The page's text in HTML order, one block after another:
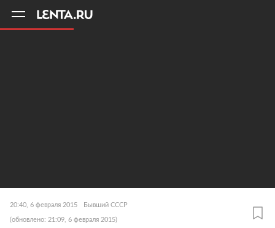
20:40, 6 февраля 2015 Бывший СССР
(обновлено: 21:09, 6 февраля 2015)